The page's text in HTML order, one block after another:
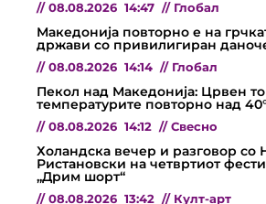
// 08.08.2026 14:47 // Глобал
Македонија повторно е на
држави со привилигиран
// 08.08.2026 14:14 // Глобал
Пекол над Македонија: Црвен
температурите повторно над
// 08.08.2026 14:12 // Свесно
Холандска вечер и разговор со
Ристановски на четвртиот
„Дрим шорт“
// 08.08.2026 13:42 // Култ-арт